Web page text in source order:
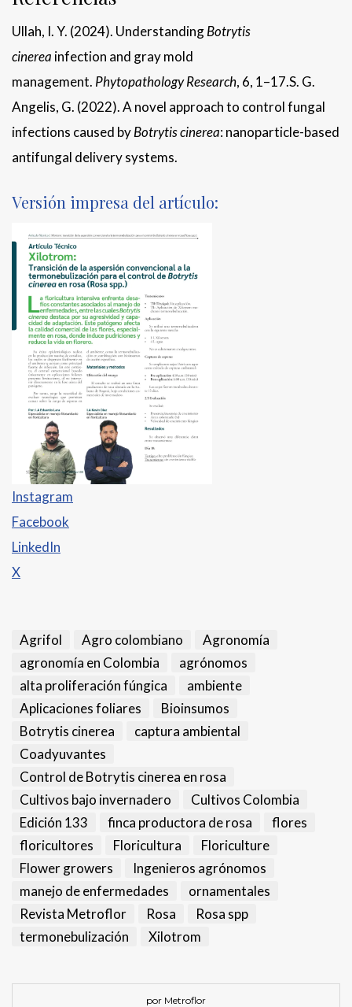
Ullah, I. Y. (2024). UnderstandingBotrytis
cinerea infection and gray mold
management. Phytopathology Research, 6, 1–17.S. G.
Angelis, G. (2022). A novel approach to control fungal
infections caused byBotrytis cinerea: nanoparticle-based
antifungal delivery systems.
Versión impresa del artículo:
Instagram
Facebook
LinkedIn
X
Agrifol Agro colombiano
Agronomía
agronomía en Colombia
agrónomos
alta proliferación fúngica
ambiente
Aplicaciones foliares
Bioinsumos
Botrytis cinerea
captura ambiental
Coadyuvantes
Control de Botrytis cinerea en rosa
Cultivos bajo invernadero
Cultivos Colombia
Edición 133
finca productora de rosa
flores
floricultores
Floricultura
Floriculture
Flower growers
Ingenieros agrónomos
manejo de enfermedades
ornamentales
Revista Metroflor
Rosa
Rosa spp
termonebulización
Xilotrom
por Metroflor